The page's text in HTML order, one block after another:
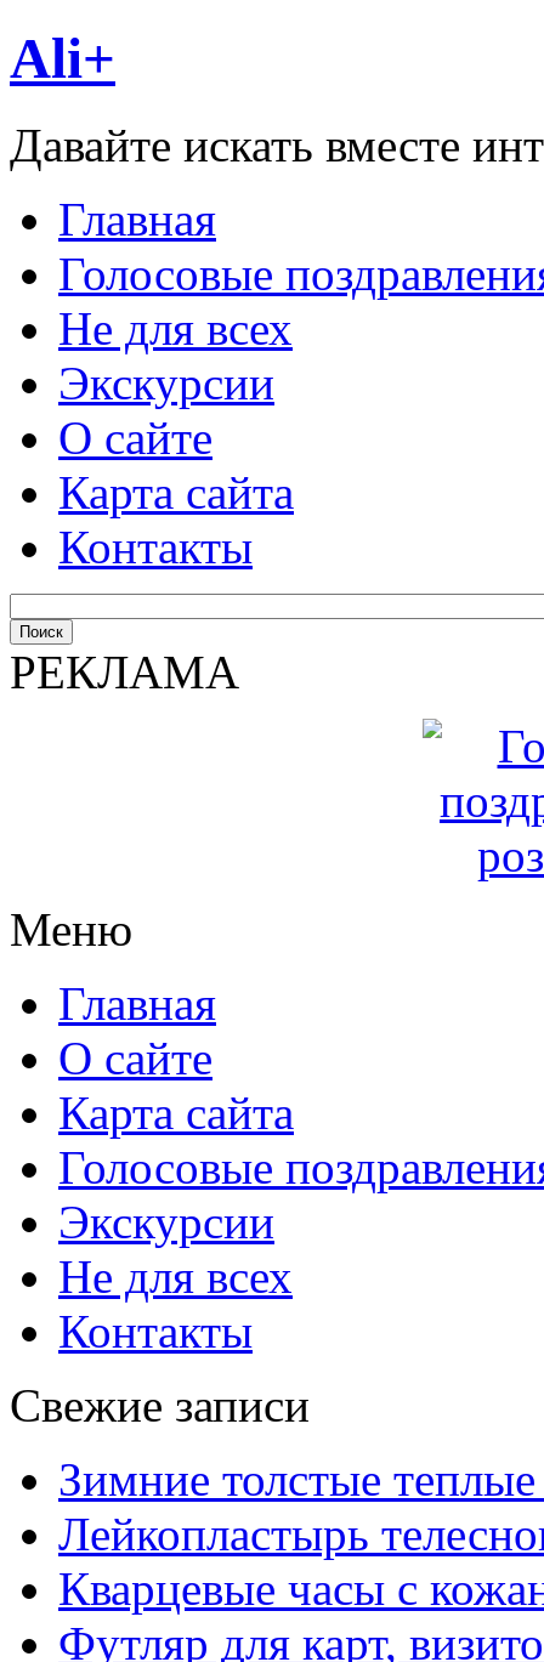
Ali+
Давайте искать вместе
Главная
Голосовые
Не для всех
Экскурсии
О сайте
Карта сайта
Контакты
РЕКЛАМА
Меню
Главная
О сайте
Карта сайта
Голосовые
Экскурсии
Не для всех
Контакты
Свежие записи
Зимние толстые
Лейкопластырь
Кварцевые часы с
Футляр для карт,